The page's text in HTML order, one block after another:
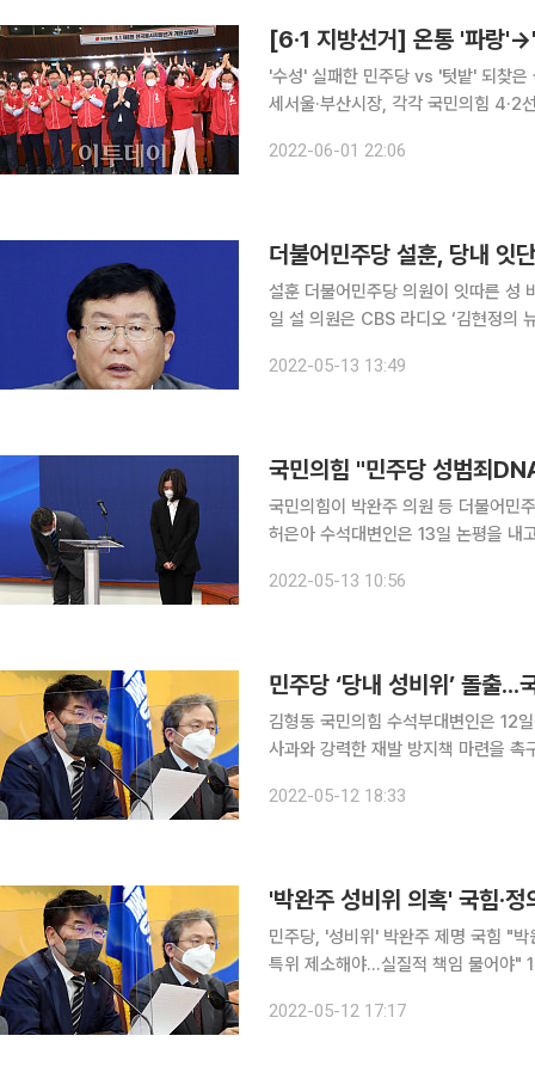
'수성' 실패한 민주당 vs '텃밭' 되찾
세서울·부산시장, 각각 국민의힘 4·2
조사 결과는 한마디로 국민의힘의 '대
2022-06-01 22:06
더불어민주당 설훈, 당내 잇
설훈 더불어민주당 의원이 잇따른 성
일 설 의원은 CBS 라디오 ‘김현정의
“저도 박완주 의원 건은 그냥 본인이
2022-05-13 13:49
국민의힘 "민주당 성범죄
국민의힘이 박완주 의원 등 더불어민주
허은아 수석대변인은 13일 논평을 내
야말로 후안무치의 극치"라고 비판했
2022-05-13 10:56
민주당 ‘당내 성비위’ 돌출
김형동 국민의힘 수석부대변인은 12
사과와 강력한 재발 방지책 마련을 촉구했다. 김 수석부대변인은 “오늘 민주당 박
2022-05-12 18:33
'박완주 성비위 의혹' 국힘·
민주당, '성비위' 박완주 제명 국힘 "
특위 제소해야…실질적 책임 물어야" 12일 박완주 민주당 의원이 성비위 의혹 사건으로 제명되면서
해야 한다고 주장했다. 민주당은 오후
2022-05-12 17:17